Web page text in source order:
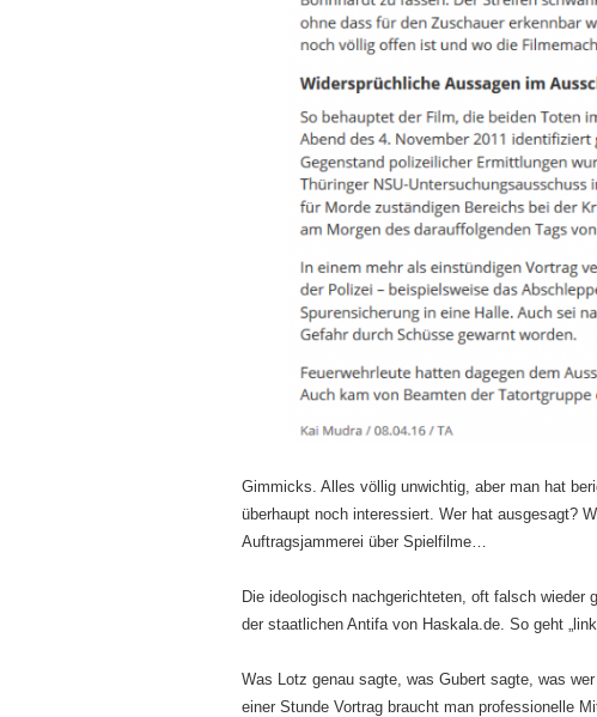
Gimmicks. Alles völlig unwichtig, aber man hat
überhaupt noch interessiert. Wer hat ausgesagt?
Auftragsjammerei über Spielfilme…
Die ideologisch nachgerichteten, oft falsch wieder
der staatlichen Antifa von Haskala.de. So geht
Was Lotz genau sagte, was Gubert sagte, was
einer Stunde Vortrag braucht man professionelle